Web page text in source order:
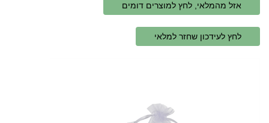
אזל מהמלאי, לחץ למוצרים דומים
לחץ לעידכון שחזר למלאי